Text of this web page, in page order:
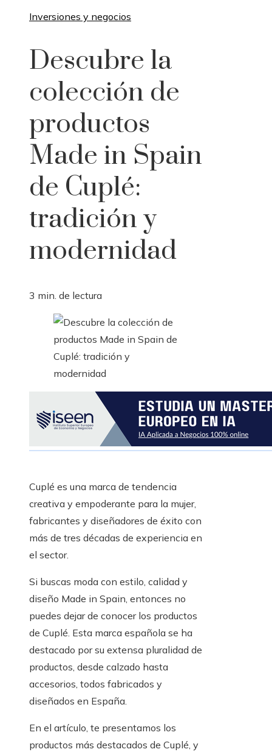
Inversiones y negocios
Descubre la
colección de
productos
Made in Spain
de Cuplé:
tradición y
modernidad
3 min. de lectura
Cuplé es una marca de tendencia
creativa y empoderante para la mujer,
fabricantes y diseñadores de éxito con
más de tres décadas de experiencia en
el sector.
Si buscas moda con estilo, calidad y
diseño Made in Spain, entonces no
puedes dejar de conocer los productos
de Cuplé. Esta marca española se ha
destacado por su extensa pluralidad de
productos, desde calzado hasta
accesorios, todos fabricados y
diseñados en España.
En el artículo, te presentamos los
productos más destacados de Cuplé, y